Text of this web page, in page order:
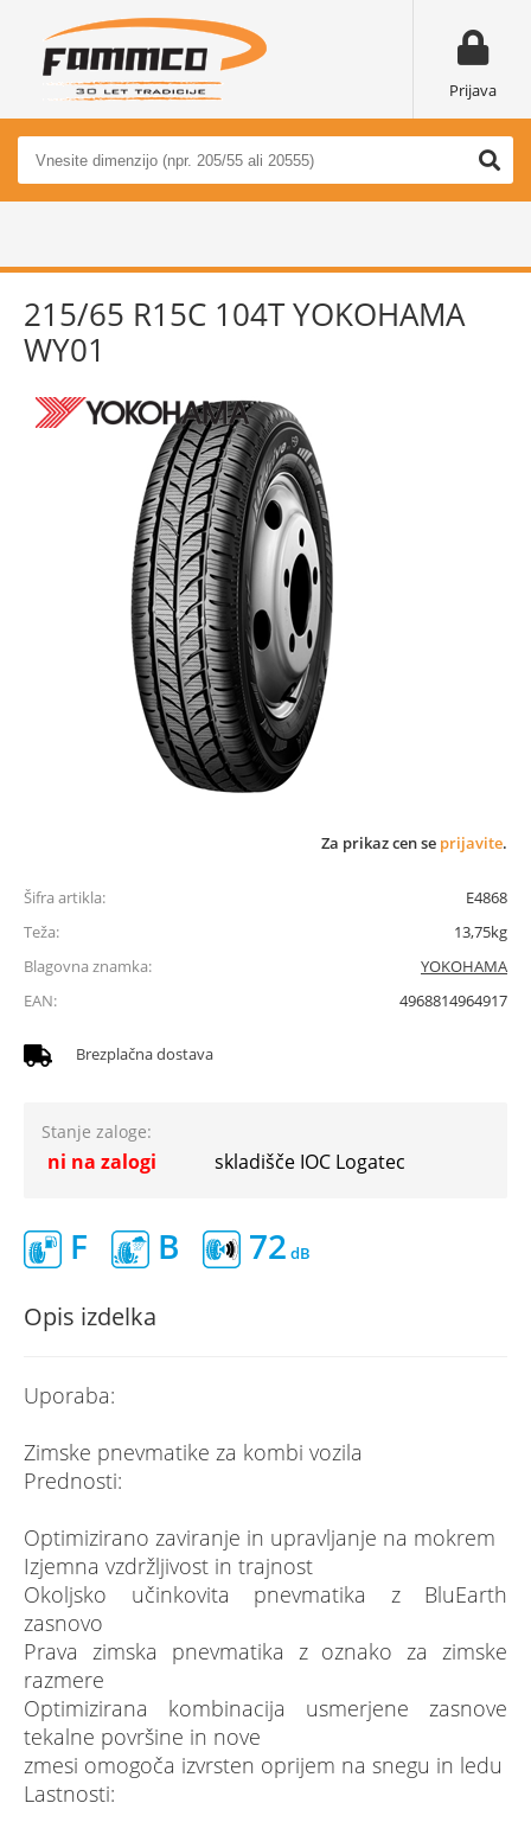
Prijava
215/65 R15C 104T YOKOHAMA
WY01
Za prikaz cen se prijavite.
Šifra artikla:
E4868
Teža:
13,75kg
Blagovna znamka:
YOKOHAMA
EAN:
4968814964917
Brezplačna dostava
Stanje zaloge:
ni na zalogi skladišče IOC Logatec
F B 72
Opis izdelka
Uporaba:
Zimske pnevmatike za kombi vozila
Prednosti:
Optimizirano zaviranje in upravljanje na mokrem
Izjemna vzdržljivost in trajnost
Okoljsko učinkovita pnevmatika z BluEarth
zasnovo
Prava zimska pnevmatika z oznako za zimske
razmere
Optimizirana kombinacija usmerjene zasnove
tekalne površine in nove
zmesi omogoča izvrsten oprijem na snegu in ledu
Lastnosti: